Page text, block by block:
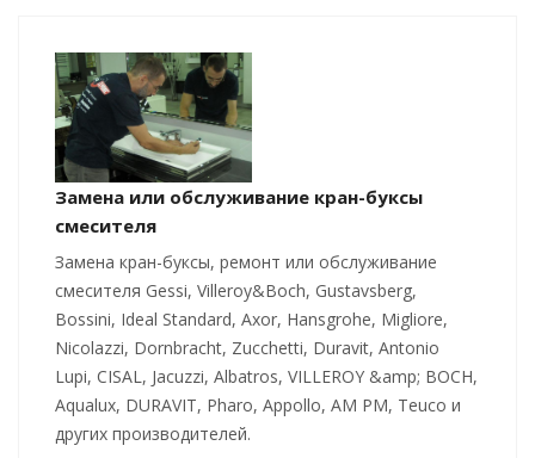
Замена или обслуживание кран-буксы
смесителя
Замена кран-буксы, ремонт или обслуживание
смесителя Gessi, Villeroy&Boch, Gustavsberg,
Bossini, Ideal Standard, Axor, Hansgrohe, Migliore,
Nicolazzi, Dornbracht, Zucchetti, Duravit, Antonio
Lupi, CISAL, Jacuzzi, Albatros, VILLEROY &amp; BOCH,
Aqualux, DURAVIT, Pharo, Appollo, AM PM, Teuco и
других производителей.